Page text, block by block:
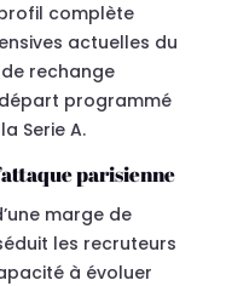
complète
actuelles du
rechange
programmé
Serie A.
parisienne
marge de
les recruteurs
à évoluer